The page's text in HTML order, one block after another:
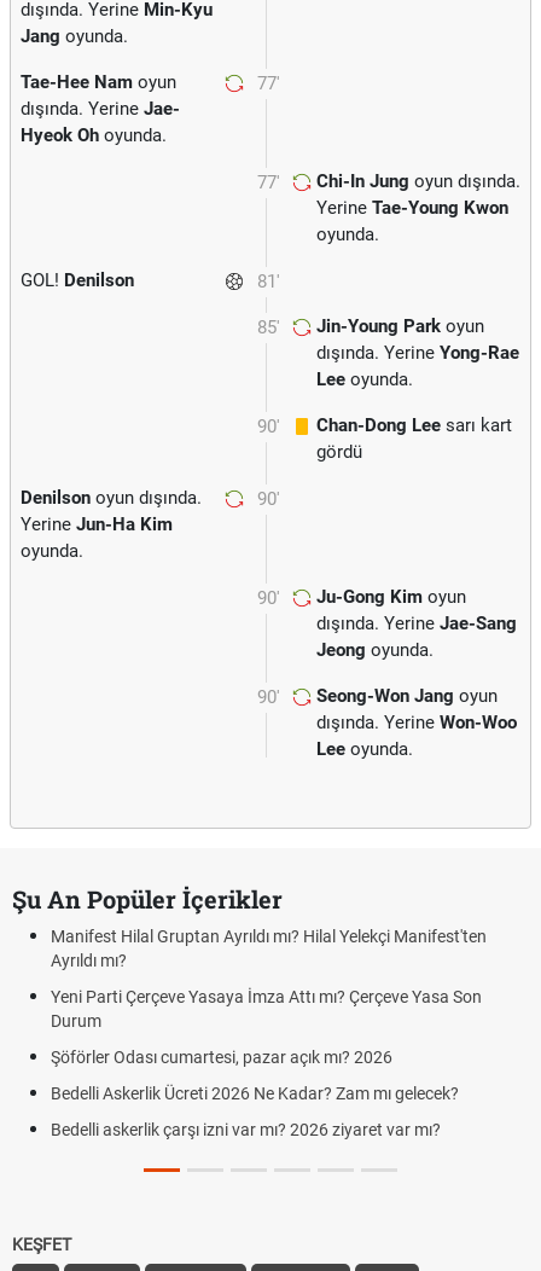
dışında. Yerine Min-Kyu
Jang oyunda.
77'
Tae-Hee Nam oyun
dışında. Yerine Jae-
Hyeok Oh oyunda.
77' Chi-In Jung oyun dışında.
Yerine Tae-Young Kwon
oyunda.
81'
GOL! Denilson
85' Jin-Young Park oyun
dışında. Yerine Yong-Rae
Lee oyunda.
90' Chan-Dong Lee sarı kart
gördü
90'
Denilson oyun dışında.
Yerine Jun-Ha Kim
oyunda.
90' Ju-Gong Kim oyun
dışında. Yerine Jae-Sang
Jeong oyunda.
90' Seong-Won Jang oyun
dışında. Yerine Won-Woo
Lee oyunda.
Şu An Popüler İçerikler
Manifest Hilal Gruptan Ayrıldı mı? Hilal Yelekçi Manifest'ten
Ayrıldı mı?
Yeni Parti Çerçeve Yasaya İmza Attı mı? Çerçeve Yasa Son
Durum
Şöförler Odası cumartesi, pazar açık mı? 2026
Bedelli Askerlik Ücreti 2026 Ne Kadar? Zam mı gelecek?
Bedelli askerlik çarşı izni var mı? 2026 ziyaret var mı?
KEŞFET